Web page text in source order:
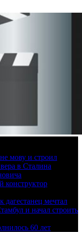
мову и строил
в Сталина
конструктор
дагестанец мечтал
и начал строить
60 лет